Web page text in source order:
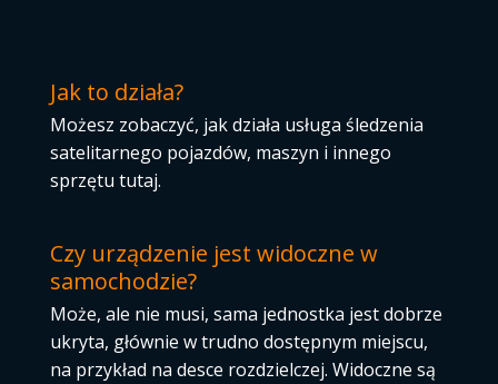
Jak to działa?
Możesz zobaczyć, jak działa usługa śledzenia
satelitarnego pojazdów, maszyn i innego
sprzętu tutaj.
Czy urządzenie jest widoczne w
samochodzie?
Może, ale nie musi, sama jednostka jest dobrze
ukryta, głównie w trudno dostępnym miejscu,
na przykład na desce rozdzielczej. Widoczne są